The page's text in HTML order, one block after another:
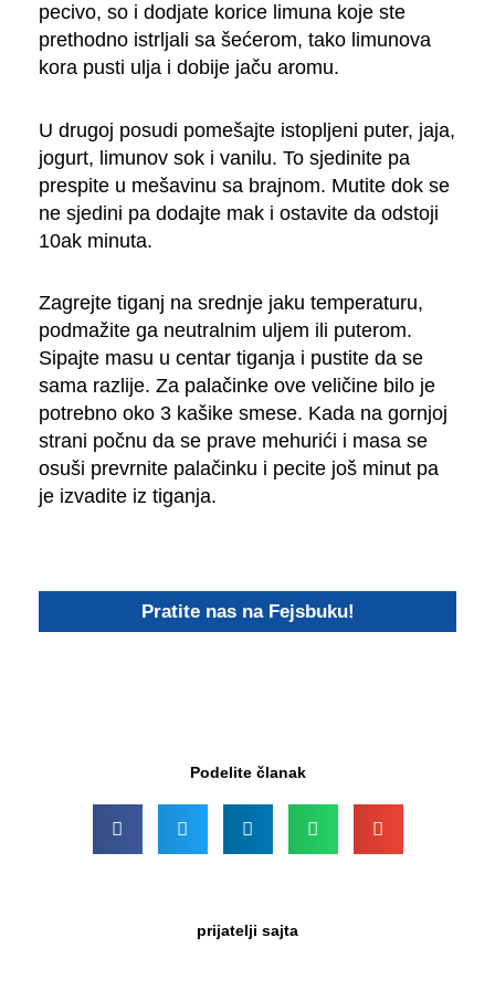
pecivo, so i dodjate korice limuna koje ste
prethodno istrljali sa šećerom, tako limunova
kora pusti ulja i dobije jaču aromu.
U drugoj posudi pomešajte istopljeni puter, jaja,
jogurt, limunov sok i vanilu. To sjedinite pa
prespite u mešavinu sa brajnom. Mutite dok se
ne sjedini pa dodajte mak i ostavite da odstoji
10ak minuta.
Zagrejte tiganj na srednje jaku temperaturu,
podmažite ga neutralnim uljem ili puterom.
Sipajte masu u centar tiganja i pustite da se
sama razlije. Za palačinke ove veličine bilo je
potrebno oko 3 kašike smese. Kada na gornjoj
strani počnu da se prave mehurići i masa se
osuši prevrnite palačinku i pecite još minut pa
je izvadite iz tiganja.
Pratite nas na Fejsbuku!
Podelite članak
prijatelji sajta